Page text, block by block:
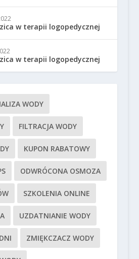
w terapii logopedycznej
w terapii logopedycznej
WODY
FILTRACJA WODY
KUPON RABATOWY
ODWRÓCONA OSMOZA
SZKOLENIA ONLINE
UZDATNIANIE WODY
ZMIĘKCZACZ WODY